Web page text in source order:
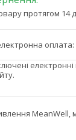
протягом 14